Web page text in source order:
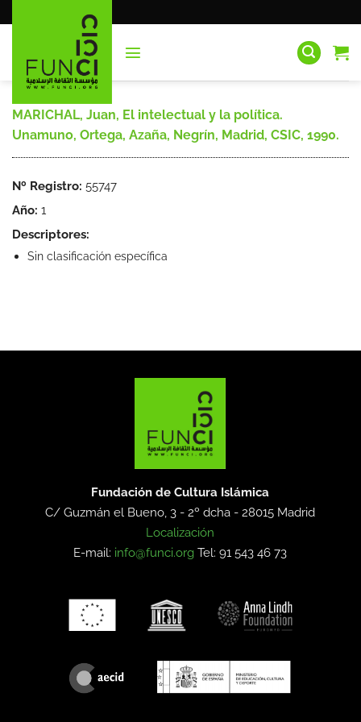
al
MARICHAL, Juan, El intelectual y la política.
Unamuno, Ortega, Azaña, Negrín, Madrid, CSIC, 1990.
Nº Registro: 55747
Año: 1
Descriptores:
Sin clasificación específica
Fundación de Cultura Islámica
C/ Guzmán el Bueno, 3 - 2º dcha -28015 Madrid
Localización
E-mail: info@funci.org Tel: 91 543 46 73